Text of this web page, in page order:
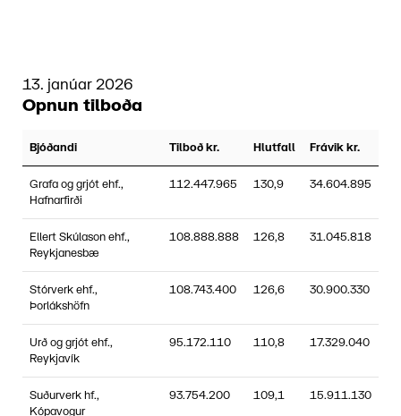
13. janúar 2026
Opnun tilboða
Bjóðandi Tilboð kr. Hlutfall Frávik kr.
Grafa og grjót ehf.,
Hafnarfirði
112.447.965 130,9 34.604.895
Ellert Skúlason ehf.,
Reykjanesbæ
108.888.888 126,8 31.045.818
Stórverk ehf.,
Þorlákshöfn
108.743.400 126,6 30.900.330
Urð og grjót ehf.,
Reykjavík
95.172.110 110,8 17.329.040
Suðurverk hf.,
Kópavogur
93.754.200 109,1 15.911.130